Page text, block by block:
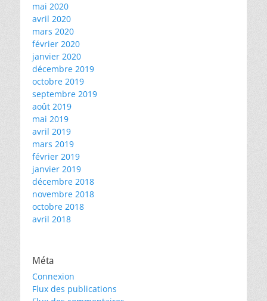
mai 2020
avril 2020
mars 2020
février 2020
janvier 2020
décembre 2019
octobre 2019
septembre 2019
août 2019
mai 2019
avril 2019
mars 2019
février 2019
janvier 2019
décembre 2018
novembre 2018
octobre 2018
avril 2018
Méta
Connexion
Flux des publications